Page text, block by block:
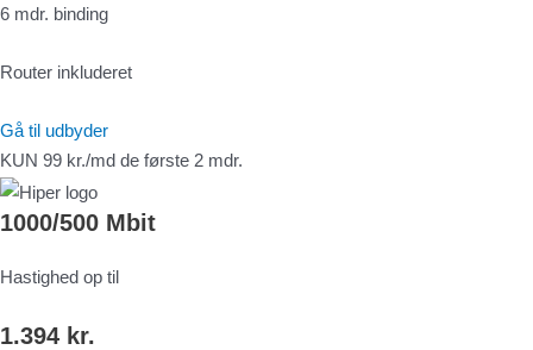
6 mdr. binding
Router inkluderet
Gå til udbyder
KUN 99 kr./md de første 2 mdr.
1000/500 Mbit
Hastighed op til
1.394 kr.